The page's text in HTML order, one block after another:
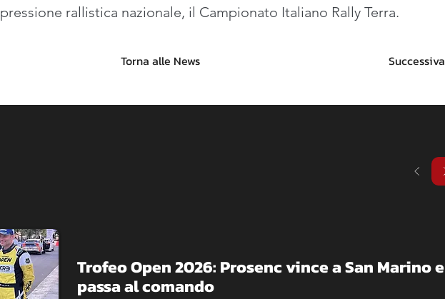
rallistica nazionale, il Campionato Italiano Rally Terra.
Torna alle News Successiva
Trofeo Open 2026: Prosenc vince a San Marino e
passa al comando